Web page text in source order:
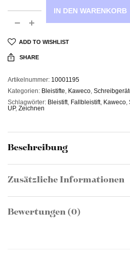
IN DEN WARENKORB
ADD TO WISHLIST
SHARE
Artikelnummer: 10001195
Kategorien: Bleistifte, Kaweco,
Schlagwörter: Bleistift, Fallbleistift, Kaweco,
UP, Zeichnen
Beschreibung
Zusätzliche Informationen
Bewertungen (0)